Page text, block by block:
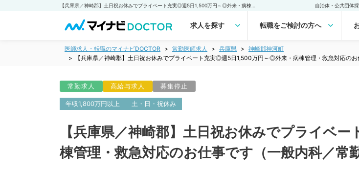
自治体・公共団体
求人を探す 転職をご検討の方へ
医師求人・転職のマイナビDOCTOR 常勤医師求人 兵庫県
神崎郡神河町
【兵庫県／神崎郡】土日祝お休みでプライベート充実◎週5日1,500万円～◎外来・病棟管理・救急対応のお
常勤求人 高給与求人 募集停止
年収1,800万円以上 土・日・祝休み
【兵庫県／神崎郡】土日祝お休みでプライベ
棟管理・救急対応のお仕事です（一般内科／常勤